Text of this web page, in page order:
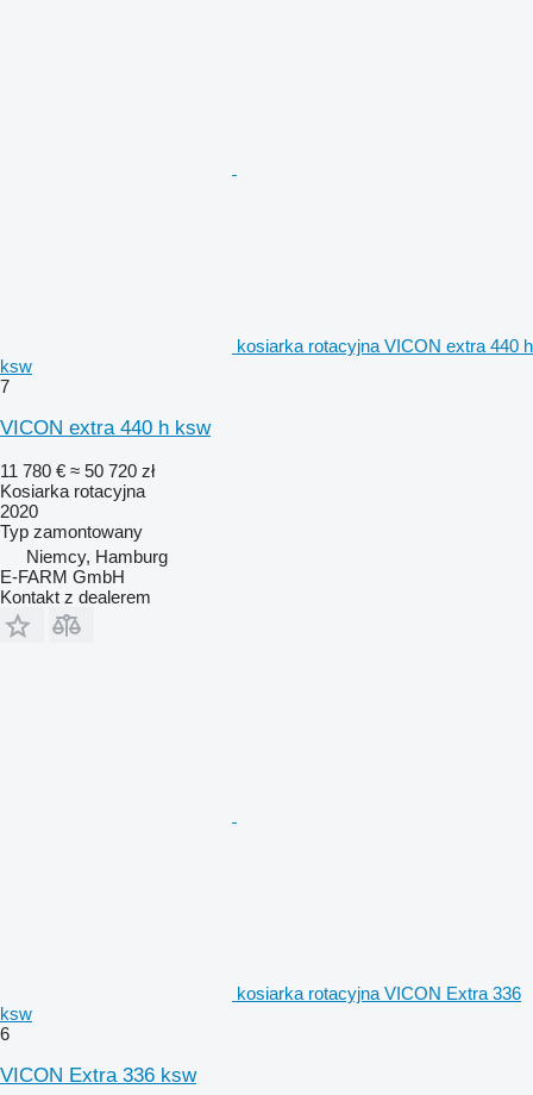
kosiarka rotacyjna VICON extra 440 h
ksw
7
VICON extra 440 h ksw
11 780 € ≈ 50 720 zł
Kosiarka rotacyjna
2020
Typ zamontowany
Niemcy, Hamburg
E-FARM GmbH
Kontakt z dealerem
kosiarka rotacyjna VICON Extra 336
ksw
6
VICON Extra 336 ksw